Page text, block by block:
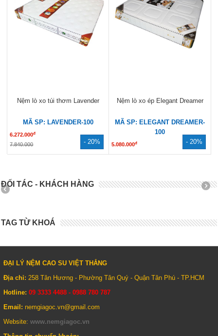
- 20%
Nệm lò xo túi thơm Lavender
MÃ SP: LAVENDER-100
6.272.000đ
7.840.000 - 20%
Nệm lò xo ép Elegant Dreamer
MÃ SP: ELEGANT DREAMER-
100
5.080.000đ
6.350.000
ĐỐI TÁC - KHÁCH HÀNG
TAG TỪ KHOÁ
ĐẠI LÝ NỆM CAO SU VIỆT THẮNG
Địa chỉ: 258 Tân Hương - Phường Tân Quý - Quận Tân Phú - TP.HCM
Hotline: 09 3333 4488 - 0988 780 787
Email: nemgiagoc.vn@gmail.com
Website: www.nemgiagoc.vn